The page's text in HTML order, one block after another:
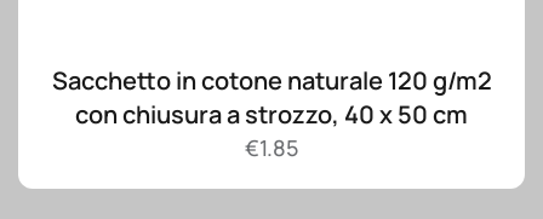
Sacchetto in cotone naturale 120 g/m2
con chiusura a strozzo, 40 x 50 cm
€1.85